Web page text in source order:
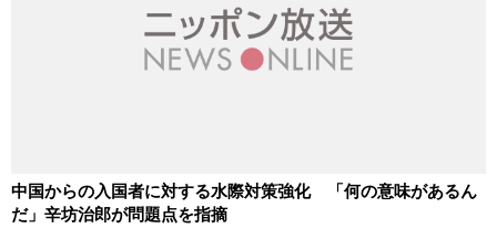
中国からの入国者に対する水際対策強化 「何の意味があるん
だ」辛坊治郎が問題点を指摘